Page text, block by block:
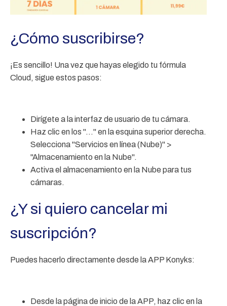
¿Cómo suscribirse?
¡Es sencillo! Una vez que hayas elegido tu fórmula
Cloud, sigue estos pasos:
Dirígete a la interfaz de usuario de tu cámara.
Haz clic en los "..." en la esquina superior derecha.
Selecciona "Servicios en línea (Nube)" >
"Almacenamiento en la Nube".
Activa el almacenamiento en la Nube para tus
cámaras.
¿Y si quiero cancelar mi
suscripción?
Puedes hacerlo directamente desde la APP Konyks:
Desde la página de inicio de la APP, haz clic en la